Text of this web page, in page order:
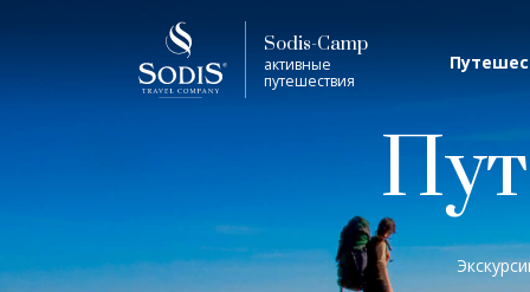
Sodis-Camp
активные
путешествия
Фильтр
Виза